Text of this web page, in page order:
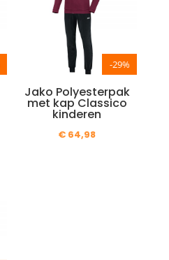
-29%
Jako Polyesterpak
met kap Classico
kinderen
€ 64,98